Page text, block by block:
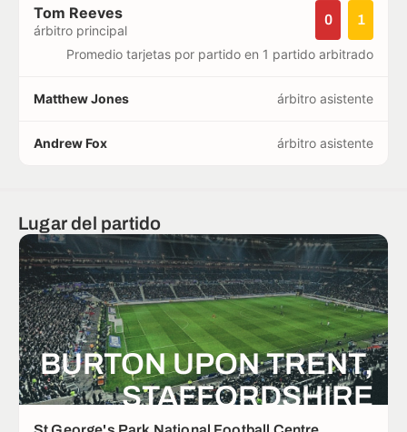
Tom Reeves
árbitro principal
0 1
Promedio tarjetas por partido en 1 partido arbitrado
Matthew Jones árbitro asistente
Andrew Fox árbitro asistente
Lugar del partido
BURTON UPON TRENT,
STAFFORDSHIRE